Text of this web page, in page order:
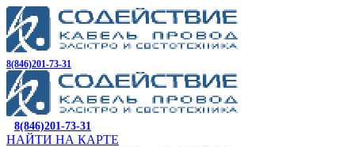
8(846)201-73-31
8(846)201-73-31
НАЙТИ НА КАРТЕ